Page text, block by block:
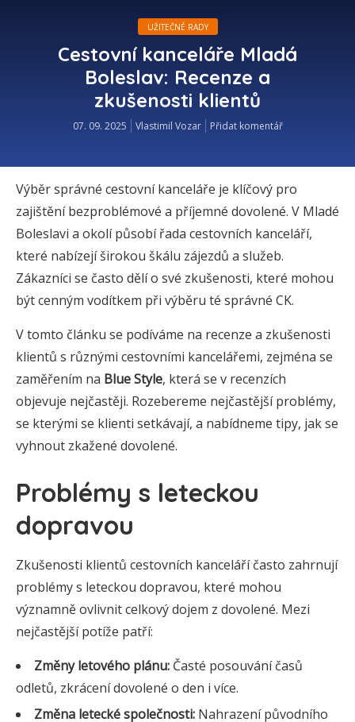
UŽITEČNÉ RADY
Cestovní kanceláře Mladá
Boleslav: Recenze a
zkušenosti klientů
07. 09. 2025 Vlastimil Vozar Přidat komentář
Výběr správné cestovní kanceláře je klíčový pro
zajištění bezproblémové a příjemné dovolené. V Mladé
Boleslavi a okolí působí řada cestovních kanceláří,
které nabízejí širokou škálu zájezdů a služeb.
Zákazníci se často dělí o své zkušenosti, které mohou
být cenným vodítkem při výběru té správné CK.
V tomto článku se podíváme na recenze a zkušenosti
klientů s různými cestovními kancelářemi, zejména se
zaměřením na Blue Style, která se v recenzích
objevuje nejčastěji. Rozebereme nejčastější problémy,
se kterými se klienti setkávají, a nabídneme tipy, jak se
vyhnout zkažené dovolené.
Problémy s leteckou
dopravou
Zkušenosti klientů cestovních kanceláří často zahrnují
problémy s leteckou dopravou, které mohou
významně ovlivnit celkový dojem z dovolené. Mezi
nejčastější potíže patří:
Změny letového plánu: Časté posouvání časů
odletů, zkrácení dovolené o den i více.
Změna letecké společnosti: Nahrazení původního